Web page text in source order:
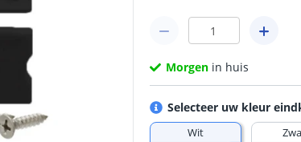
Morgen in huis
Selecteer uw kleur
Wit